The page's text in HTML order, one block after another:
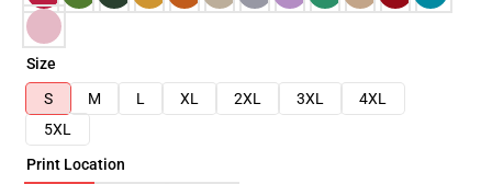
Size
S
M L XL 2XL 3XL
4XL
5XL
Print Location